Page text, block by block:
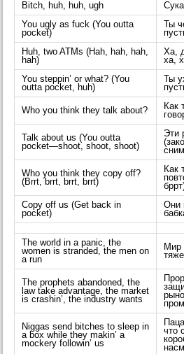
Bitch, huh, huh, ugh
You ugly as fuck (You outta
pocket)
Ты
Huh, two ATMs (Hah, hah, hah,
hah)
Ха,
ха,
You steppin’ or what? (You
outta pocket, huh)
Ты
Who you think they talk about?
Как
Talk about us (You outta
pocket—shoot, shoot, shoot)
Эти
Who you think they copy off?
(Brrt, brrt, brrt, brrt)
Как
Copy off us (Get back in
pocket)
Они
The world in a panic, the
women is stranded, the men on
a run
Мир
The prophets abandoned, the
law take advantage, the market
is crashin’, the industry wants
Niggas send bitches to sleep in
a box while they makin’ a
mockery followin’ us
что